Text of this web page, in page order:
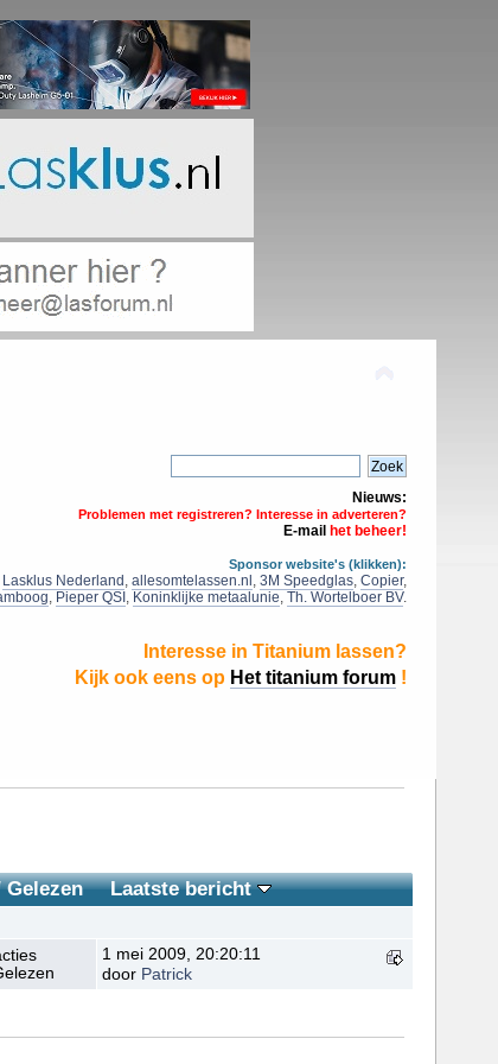
Nieuws:
Problemen met registreren? Interesse in adverteren?
E-mail het beheer!
Sponsor website's (klikken):
Lasklus Nederland , allesomtelassen.nl , 3M Speedglas, Copier,
, Pieper QSI , Koninklijke metaalunie, Th. Wortelboer BV.
Interesse in Titanium lassen?
Kijk ook eens op Het titanium forum !
Gelezen Laatste bericht
1 mei 2009, 20:20:11
door Patrick